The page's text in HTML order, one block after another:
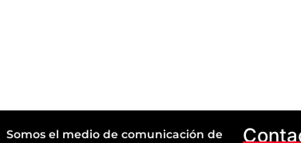
Somos el medio de comunicación de